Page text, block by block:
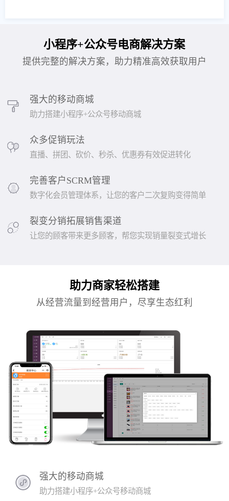
小程序+公众号电商解决方案
提供完整的解决方案，助力精准高效获取用户
强大的移动商城
助力搭建小程序+公众号移动商城
众多促销玩法
直播、拼团、砍价、秒杀、优惠券有效促进转化
完善客户SCRM管理
数字化会员管理体系，让您的客户二次复购变得简单
裂变分销拓展销售渠道
让您的顾客带来更多顾客，帮您实现销量裂变式增长
助力商家轻松搭建
从经营流量到经营用户，尽享生态红利
强大的移动商城
助力搭建小程序+公众号移动商城